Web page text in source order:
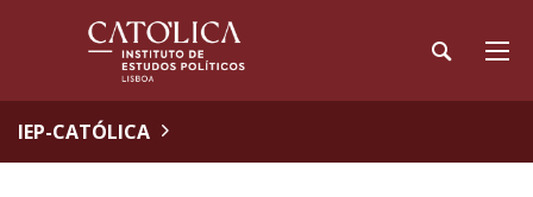
IEP-CATÓLICA